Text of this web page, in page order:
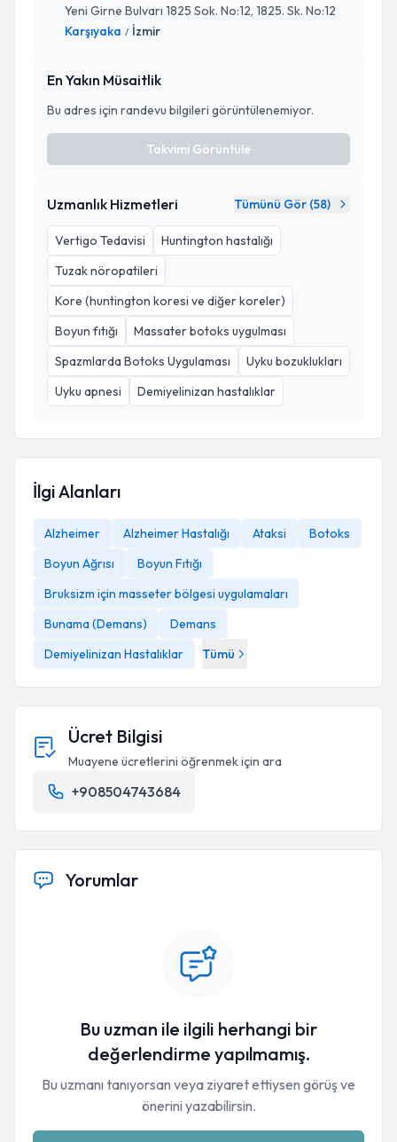
Yeni Girne Bulvarı 1825 Sok. No:12, 1825. Sk. No:12
Karşıyaka / İzmir
En Yakın Müsaitlik
Bu adres için randevu bilgileri görüntülenemiyor.
Takvimi Görüntüle
Uzmanlık Hizmetleri Tümünü Gör (58)
Vertigo Tedavisi
Huntington hastalığı
Tuzak nöropatileri
Kore (huntington koresi ve diğer koreler)
Boyun fıtığı
Massater botoks uygulması
Spazmlarda Botoks Uygulaması
Uyku bozuklukları
Uyku apnesi
Demiyelinizan hastalıklar
İlgi Alanları
Alzheimer Alzheimer Hastalığı Ataksi
Botoks
Boyun Ağrısı
Boyun Fıtığı
Bruksizm için masseter bölgesi uygulamaları
Bunama (Demans)
Demans
Demiyelinizan Hastalıklar
Tümü
Ücret Bilgisi
Muayene ücretlerini öğrenmek için ara
+908504743684
Yorumlar
Bu uzman ile ilgili herhangi bir
değerlendirme yapılmamış.
Bu uzmanı tanıyorsan veya ziyaret ettiysen görüş ve
önerini yazabilirsin.